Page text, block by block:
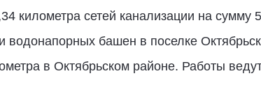
километра сетей канализации на
башен в поселке
в Октябрьском районе. Работы